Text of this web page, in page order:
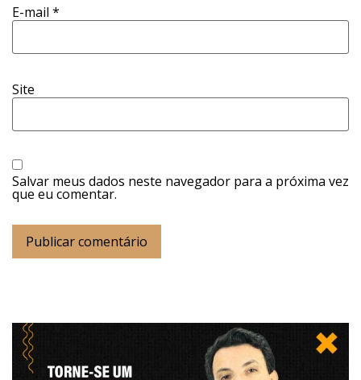
E-mail *
Site
Salvar meus dados neste navegador para a próxima vez
que eu comentar.